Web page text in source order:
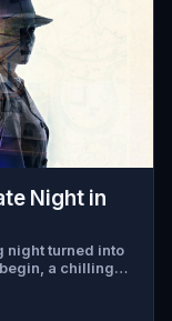
Night in
night turned into
a chilling
guests has
the city. Before